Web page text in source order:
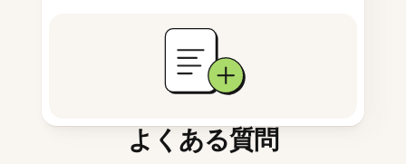
よくある質問